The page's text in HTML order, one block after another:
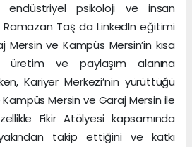
endüstriyel psikoloji ve insan
Ramazan Taş da Linkedln eğitimi
Mersin ve Kampüs Mersin’in kısa
ve paylaşım alanına
Kariyer Merkezi’nin yürüttüğü
Mersin ve Garaj Mersin ile
Fikir Atölyesi kapsamında
takip ettiğini ve katkı